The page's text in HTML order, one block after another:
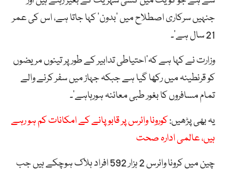
جنہیں سرکاری اصطلاح میں ’بدون‘ کہا جاتا ہے، اس کی عمر
21 سال ہے‘۔
وزارت نے کہا ہے کہ’احتیاطی تدابیر کے طور پر تینوں مریضوں
کو قرنطینہ میں رکھا گیا ہے جبکہ جہاز میں سفر کرنے والے
تمام مسافروں کا بغور طبی معائنہ ہورہاہے‘۔
یہ بھی پڑھیں:کورونا وائرس پر قابو پانے کے امکانات کم ہو رہے
ہیں، عالمی ادارہ صحت
چین میں کرونا وائرس 2 ہزار 592 افراد ہلاک ہوچکے ہیں جب